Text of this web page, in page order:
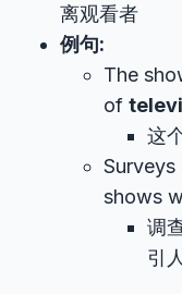
离观看者
例句:
The
of
这
shows
调
引